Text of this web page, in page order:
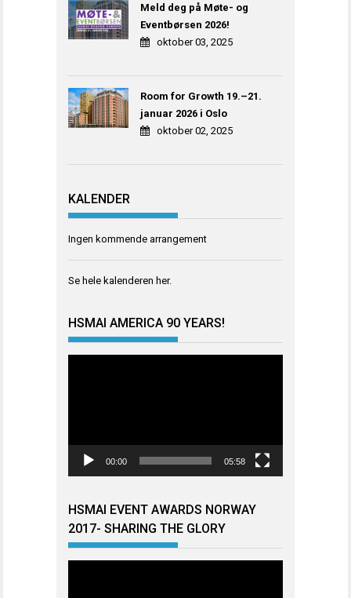
Meld deg på Møte- og
Eventbørsen 2026!
oktober 03, 2025
Room for Growth 19.–21.
januar 2026 i Oslo
oktober 02, 2025
KALENDER
Ingen kommende arrangement
Se hele kalenderen her.
HSMAI AMERICA 90 YEARS!
00:00 05:58
HSMAI EVENT AWARDS NORWAY
2017- SHARING THE GLORY